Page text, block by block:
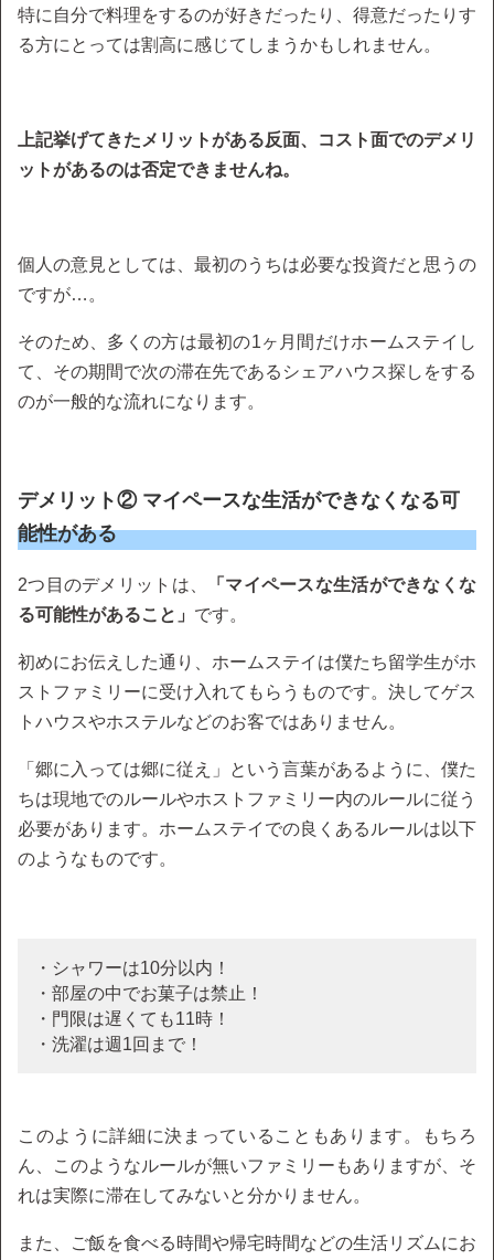
特に自分で料理をするのが好きだったり、得意だったりす
る方にとっては割高に感じてしまうかもしれません。
上記挙げてきたメリットがある反面、コスト面でのデメリ
ットがあるのは否定できませんね。
個人の意見としては、最初のうちは必要な投資だと思うの
ですが…。
そのため、多くの方は最初の1ヶ月間だけホームステイし
て、その期間で次の滞在先であるシェアハウス探しをする
のが一般的な流れになります。
デメリット② マイペースな生活ができなくなる可
能性がある
2つ目のデメリットは、
「マイペースな生活ができなくな
る可能性があること」 です。
初めにお伝えした通り、ホームステイは僕たち留学生がホ
ストファミリーに受け入れてもらうものです。決してゲス
トハウスやホステルなどのお客ではありません。
「郷に入っては郷に従え」という言葉があるように、僕た
ちは現地でのルールやホストファミリー内のルールに従う
必要があります。ホームステイでの良くあるルールは以下
のようなものです。
・シャワーは10分以内！
・部屋の中でお菓子は禁止！
・門限は遅くても11時！
・洗濯は週1回まで！
このように詳細に決まっていることもあります。もちろ
ん、このようなルールが無いファミリーもありますが、そ
れは実際に滞在してみないと分かりません。
また、ご飯を食べる時間や帰宅時間などの生活リズムにお